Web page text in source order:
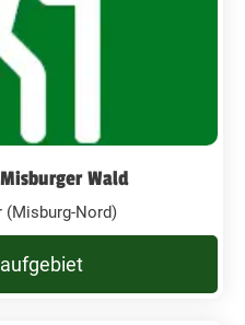
Wald
(Misburg-Nord)